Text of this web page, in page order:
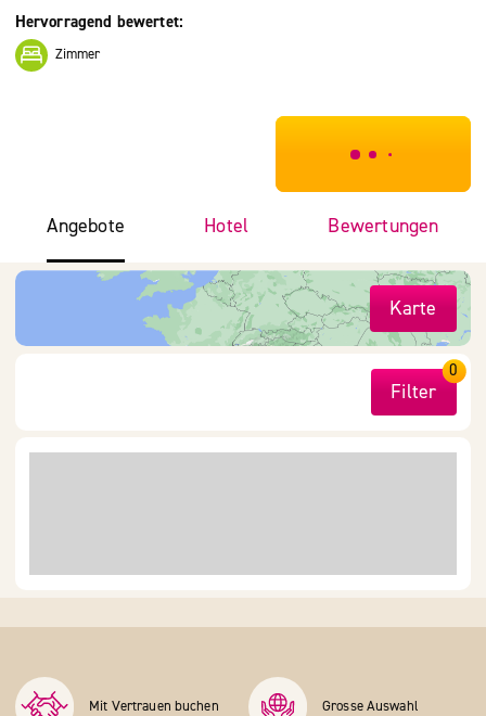
Hervorragend bewertet:
Zimmer
***************
Angebote Hotel Bewertungen
Karte
Filter
0
Mit Vertrauen buchen Grosse Auswahl